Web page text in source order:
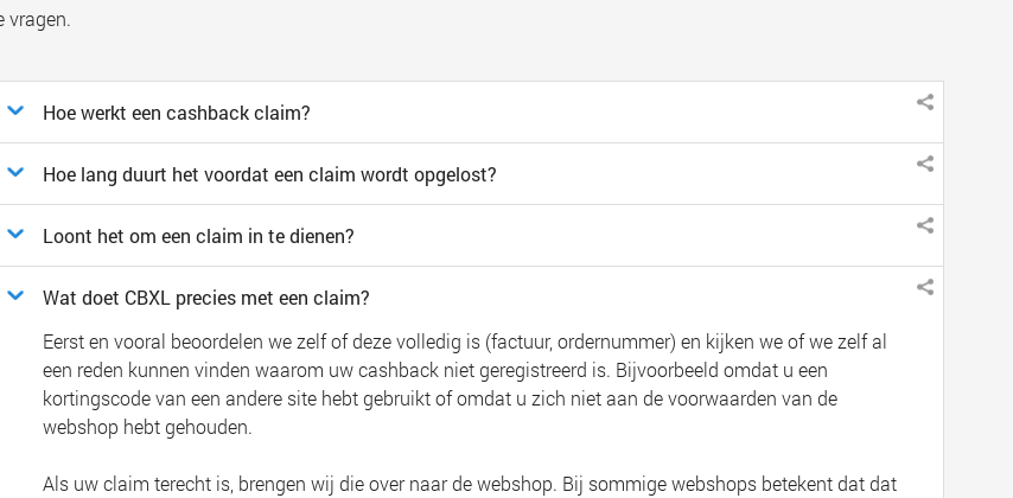
vragen.
Hoe werkt een cashback claim?
Hoe lang duurt het voordat een claim wordt opgelost?
Loont het om een claim in te dienen?
Wat doet CBXL precies met een claim?
Eerst en vooral beoordelen we zelf of deze volledig is (factuur, ordernummer) en kijken we of we zelf al
een reden kunnen vinden waarom uw cashback niet geregistreerd is. Bijvoorbeeld omdat u een
kortingscode van een andere site hebt gebruikt of omdat u zich niet aan de voorwaarden van de
webshop hebt gehouden.
Als uw claim terecht is, brengen wij die over naar de webshop. Bij sommige webshops betekent dat dat